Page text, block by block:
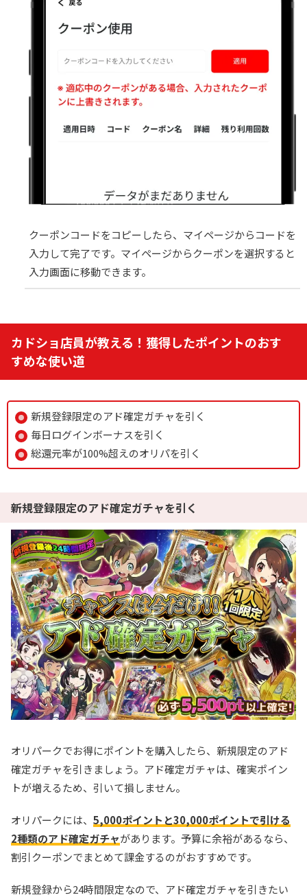
クーポンコードをコピーしたら、マイページからコードを
入力して完了です。マイページからクーポンを選択すると
入力画面に移動できます。
カドショ店員が教える！獲得したポイントのおす
すめな使い道
新規登録限定のアド確定ガチャを引く
毎日ログインボーナスを引く
総還元率が100%超えのオリパを引く
新規登録限定のアド確定ガチャを引く
オリパークでお得にポイントを購入したら、新規限定のアド
確定ガチャを引きましょう。アド確定ガチャは、確実ポイン
トが増えるため、引いて損しません。
オリパークには、 5,000ポイントと30,000ポイントで引ける
2種類のアド確定ガチャがあります。予算に余裕があるなら、
割引クーポンでまとめて課金するのがおすすめです。
新規登録から24時間限定なので、アド確定ガチャを引きたい